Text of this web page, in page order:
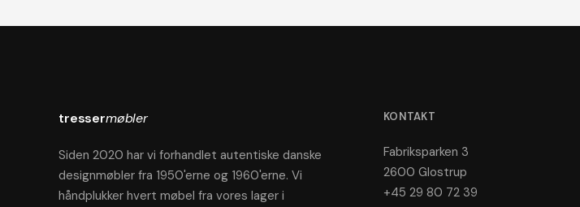
tressermøbler
Siden 2020 har vi forhandlet autentiske danske
designmøbler fra 1950'erne og 1960'erne. Vi
håndplukker hvert møbel fra vores lager i
KONTAKT
Fabriksparken 3
2600 Glostrup
+45 29 80 72 39